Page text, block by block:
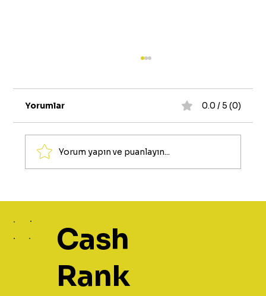
Mobil Limitten Nakit Alma
Yorumlar 0.0 / 5 (0)
Yorum yapın ve puanlayın...
Cash
Rank